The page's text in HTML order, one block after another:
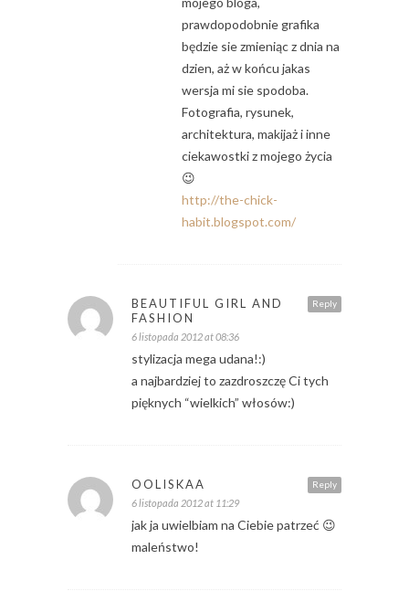
prawdopodobnie grafika
będzie sie zmieniąc z dnia na
dzien, aż w końcu jakas
wersja mi sie spodoba.
Fotografia, rysunek,
architektura, makijaż i inne
ciekawostki z mojego życia
😉
http://the-chick-
habit.blogspot.com/
Reply
BEAUTIFUL GIRL AND
FASHION
6 listopada 2012 at 08:36
stylizacja mega udana!:)
a najbardziej to zazdroszczę Ci tych
pięknych “wielkich” włosów:)
Reply
OOLISKAA
6 listopada 2012 at 11:29
jak ja uwielbiam na Ciebie patrzeć 😉
maleństwo!